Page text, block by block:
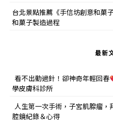
台北景點推薦《手信坊創意和菓
和菓子製造過程
最新
看不出動過針！卻神奇年輕回春
學皮膚科診所
人生第一次手術，子宮肌腺瘤
腔鏡紀錄＆心得